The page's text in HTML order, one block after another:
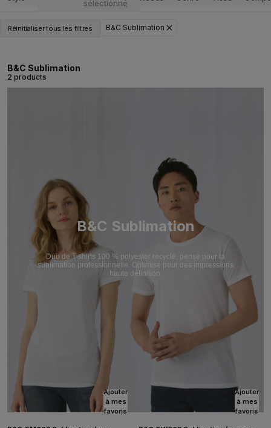
sélectionné
Réinitialiser tous les filtres B&C Sublimation
B&C Sublimation
2 products
B&C Sublimation
Duo de T-shirts 100 % polyester recyclé, pensé pour la
sublimation professionnelle. Optimisé pour des impressions
haute définition.
Ajouter
à mes
favoris
Ajouter
à mes
favoris